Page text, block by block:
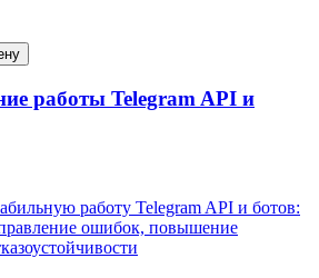
работы Telegram API и
работу Telegram API и ботов:
ошибок, повышение